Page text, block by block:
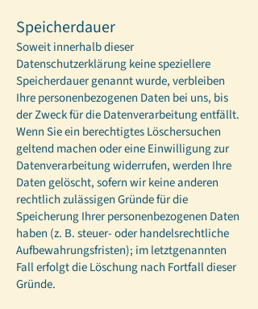
Speicherdauer
Soweit innerhalb dieser
Datenschutzerklärung keine speziellere
Speicherdauer genannt wurde, verbleiben
Ihre personenbezogenen Daten bei uns, bis
der Zweck für die Datenverarbeitung entfällt.
Wenn Sie ein berechtigtes Löschersuchen
geltend machen oder eine Einwilligung zur
Datenverarbeitung widerrufen, werden Ihre
Daten gelöscht, sofern wir keine anderen
rechtlich zulässigen Gründe für die
Speicherung Ihrer personenbezogenen Daten
haben (z. B. steuer- oder handelsrechtliche
Aufbewahrungsfristen); im letztgenannten
Fall erfolgt die Löschung nach Fortfall dieser
Gründe.